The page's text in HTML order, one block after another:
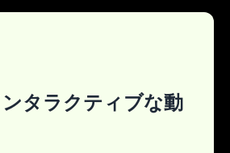
タラクティブな動